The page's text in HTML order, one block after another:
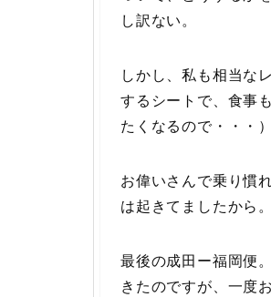
し訳ない。
しかし、私も相当な
するシートで、食事
たくなるので・・・）
お偉いさんで乗り慣
は起きてましたから
最後の成田ー福岡便
きたのですが、一度